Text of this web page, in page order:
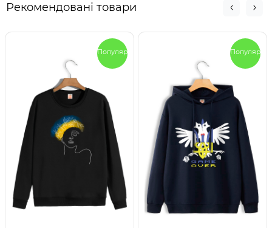
Рекомендовані товари
Популярный